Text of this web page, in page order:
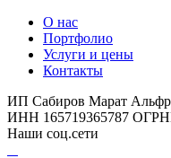
О нас
Портфолио
Услуги и цены
Контакты
ИП Сабиров Марат
ИНН 165719365787
Наши соц.сети